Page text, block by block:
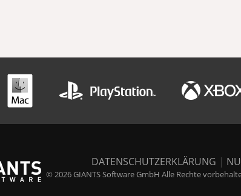
DATENSCHUTZERKLÄRUNG |
© 2026 GIANTS Software GmbH Alle Rechte